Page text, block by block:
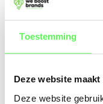
Toestemming
Deze website
Deze website